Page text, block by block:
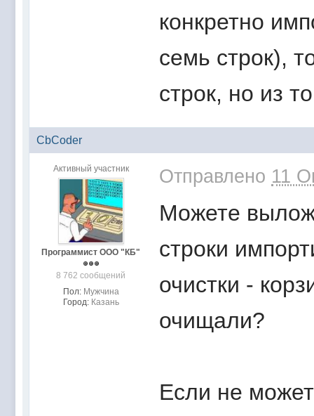
конкретно
семь строк),
строк, но из
CbCoder
Активный участник
Программист ООО "КБ"
8 762 сообщений
Пол: Мужчина
Город: Казань
Отправлено 11
Можете
строки
очистки -
очищали?
Если не